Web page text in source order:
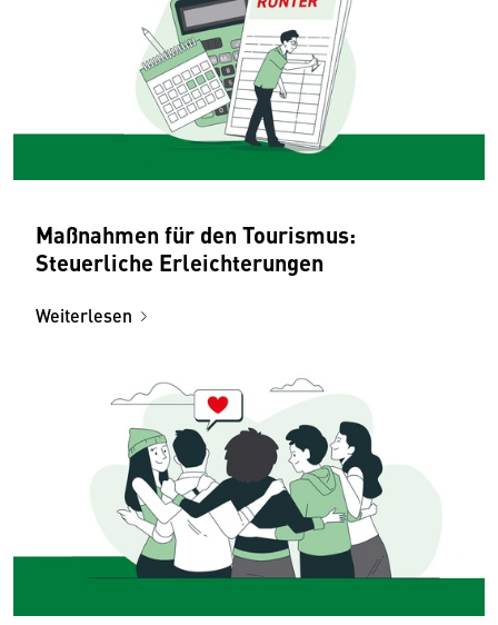
Maßnahmen für den Tourismus:
Steuerliche Erleichterungen
Weiterlesen